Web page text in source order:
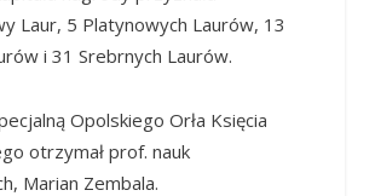
Laur, 5 Platynowych Laurów, 13
i 31 Srebrnych Laurów.
Opolskiego Orła Księcia
otrzymał prof. nauk
Marian Zembala.